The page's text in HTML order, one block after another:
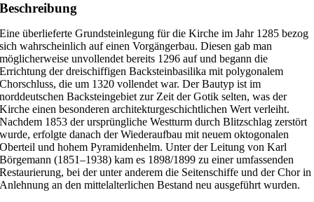
Beschreibung
Eine überlieferte Grundsteinlegung für die Kirche im Jahr 1285 bezog
sich wahrscheinlich auf einen Vorgängerbau. Diesen gab man
möglicherweise unvollendet bereits 1296 auf und begann die
Errichtung der dreischiffigen Backsteinbasilika mit polygonalem
Chorschluss, die um 1320 vollendet war. Der Bautyp ist im
norddeutschen Backsteingebiet zur Zeit der Gotik selten, was der
Kirche einen besonderen architekturgeschichtlichen Wert verleiht.
Nachdem 1853 der ursprüngliche Westturm durch Blitzschlag zerstört
wurde, erfolgte danach der Wiederaufbau mit neuem oktogonalen
Oberteil und hohem Pyramidenhelm. Unter der Leitung von Karl
Börgemann (1851–1938) kam es 1898/1899 zu einer umfassenden
Restaurierung, bei der unter anderem die Seitenschiffe und der Chor in
Anlehnung an den mittelalterlichen Bestand neu ausgeführt wurden.